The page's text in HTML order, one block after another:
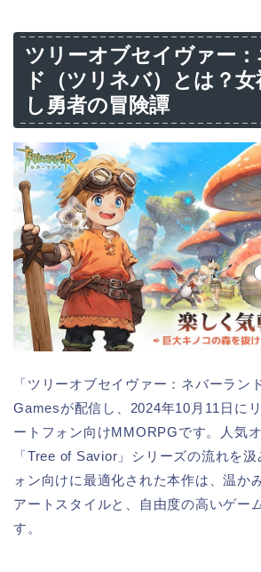
ツリーオブセイヴァー
ド（ツリネバ）とは？
し勇者の冒険譚
「ツリーオブセイヴァー：ネバーラン
Gamesが配信し、2024年10月11日に
ートフォン向けMMORPGです。人気
「Tree of Savior」シリーズの流れを
ォン向けに最適化された本作は、温か
アートスタイルと、自由度の高いゲー
す。